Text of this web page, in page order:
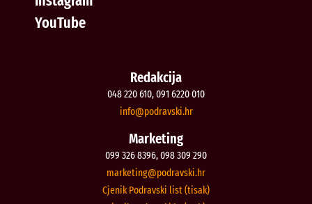
YouTube
Redakcija
048 220 610, 091 6220 010
rh.iksvardop
@ofni
Marketing
099 326 8396, 098 309 290
rh.iksvardop
@gnitekram
Cjenik Podravski list (tisak)